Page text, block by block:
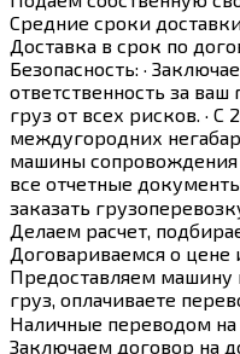
Средние сроки
Доставка в срок по
Безопасность: ·
ответственность за
груз от всех рисков. · С
междугородних
машины сопровождения
все отчетные
заказать
Делаем расчет,
Договариваемся о цене
Предоставляем машину
груз, оплачиваете
Наличные переводом
Заключаем договор на